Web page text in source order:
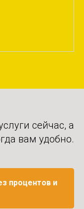
сейчас, а
вам удобно.
процентов и